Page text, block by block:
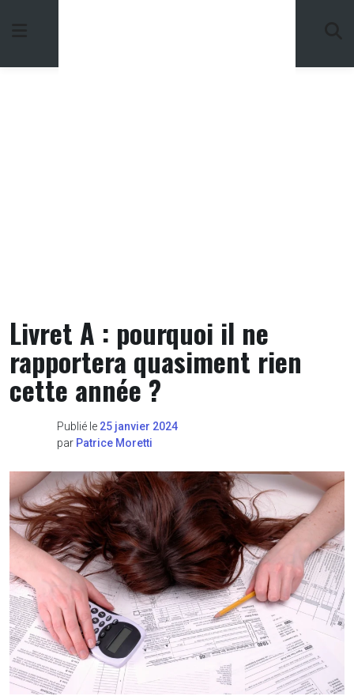
Livret A : pourquoi il ne
rapportera quasiment rien
cette année ?
Publié le 25 janvier 2024
par Patrice Moretti